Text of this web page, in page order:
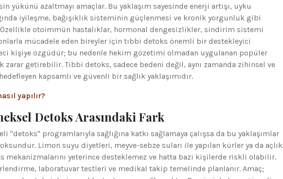
yükünü azaltmayı amaçlar. Bu yaklaşım sayesinde enerji artışı, uyku
iyileşme, bağışıklık sisteminin güçlenmesi ve kronik yorgunluk gibi
otoimmün hastalıklar, hormonal dengesizlikler, sindirim sistemi
mücadele eden bireyler için tıbbi detoks önemli bir destekleyici
kişiye özgüdür; bu nedenle hekim gözetimi olmadan uygulanan popüler
zarar getirebilir. Tıbbi detoks, sadece bedeni değil, aynı zamanda zihinsel ve
kapsamlı ve güvenli bir sağlık yaklaşımıdır.
yapılır?
Detoks Arasındaki Fark
"detoks" programlarıyla sağlığına katkı sağlamaya çalışsa da bu yaklaşımlar
Limon suyu diyetleri, meyve-sebze suları ile yapılan kürler ya da açlık
mekanizmalarını yeterince desteklemez ve hatta bazı kişilerde riskli olabilir.
laboratuvar testleri ve medikal takip temelinde planlanır. Amaç;